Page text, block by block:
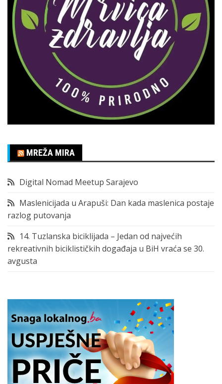
MREŽA MIRA
Digital Nomad Meetup Sarajevo
Maslenicijada u Arapuši: Dan kada maslenica postaje
razlog putovanja
14. Tuzlanska biciklijada – Jedan od najvećih
rekreativnih biciklističkih događaja u BiH vraća se 30.
avgusta